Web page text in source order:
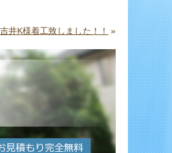
井K様着工致しました！！ »